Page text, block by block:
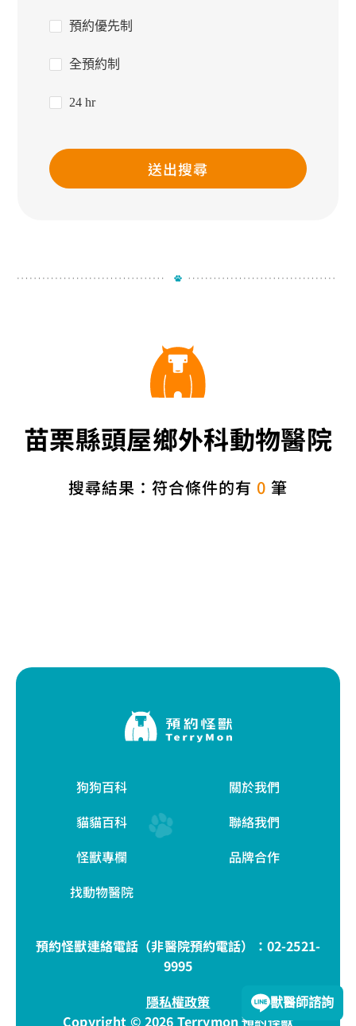
預約優先制
全預約制
24 hr
送出搜尋
苗栗縣頭屋鄉外科動物醫院
搜尋結果：符合條件的有 0 筆
狗狗百科
貓貓百科
怪獸專欄
找動物醫院
關於我們
聯絡我們
品牌合作
預約怪獸連絡電話（非醫院預約電話）： 02-2521-
9995
隱私權政策
Copyright © 2026 Terrymon 預約怪獸
獸醫師諮詢